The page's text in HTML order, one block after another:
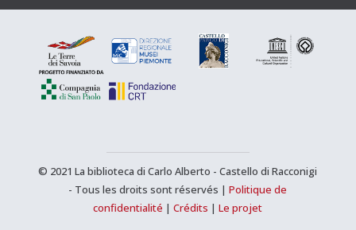
© 2021 La biblioteca di Carlo Alberto - Castello di Racconigi
- Tous les droits sont réservés |Politique de
confidentialité |Crédits |Le projet